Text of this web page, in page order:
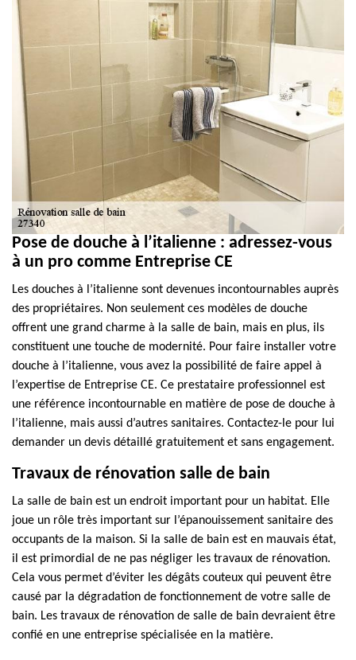
Pose de douche à l’italienne : adressez-vous
à un pro comme Entreprise CE
Les douches à l’italienne sont devenues incontournables auprès
des propriétaires. Non seulement ces modèles de douche
offrent une grand charme à la salle de bain, mais en plus, ils
constituent une touche de modernité. Pour faire installer votre
douche à l’italienne, vous avez la possibilité de faire appel à
l’expertise de Entreprise CE. Ce prestataire professionnel est
une référence incontournable en matière de pose de douche à
l’italienne, mais aussi d’autres sanitaires. Contactez-le pour lui
demander un devis détaillé gratuitement et sans engagement.
Travaux de rénovation salle de bain
La salle de bain est un endroit important pour un habitat. Elle
joue un rôle très important sur l’épanouissement sanitaire des
occupants de la maison. Si la salle de bain est en mauvais état,
il est primordial de ne pas négliger les travaux de rénovation.
Cela vous permet d’éviter les dégâts couteux qui peuvent être
causé par la dégradation de fonctionnement de votre salle de
bain. Les travaux de rénovation de salle de bain devraient être
confié en une entreprise spécialisée en la matière.